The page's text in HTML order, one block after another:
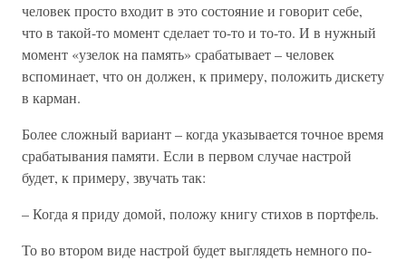
человек просто входит в это состояние и говорит себе,
что в такой-то момент сделает то-то и то-то. И в нужный
момент «узелок на память» срабатывает – человек
вспоминает, что он должен, к примеру, положить дискету
в карман.
Более сложный вариант – когда указывается точное время
срабатывания памяти. Если в первом случае настрой
будет, к примеру, звучать так:
– Когда я приду домой, положу книгу стихов в портфель.
То во втором виде настрой будет выглядеть немного по-